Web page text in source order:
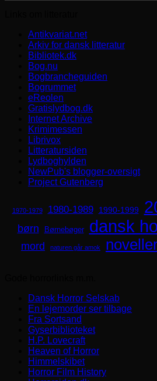
Antikvariat.net
Arkiv for dansk litteratur
Bibliotek.dk
Bog.nu
Bogbrancheguiden
Bogrummet
eReolen
Gratislydbog.dk
Internet Archive
Krimimessen
Librivox
Litteratursiden
Lydboghylden
NewPub's blogger-oversigt
Project Gutenberg
1970-1979 1980-1989 1990-1999
børn Børnebøger dansk
mord naturen går amok
Dansk Horror Selskab
En lejemorder ser tilbage
Fra Sortsand
Gyserbiblioteket
H.P. Lovecraft
Heaven of Horror
Himmelskibet
Horror Film History